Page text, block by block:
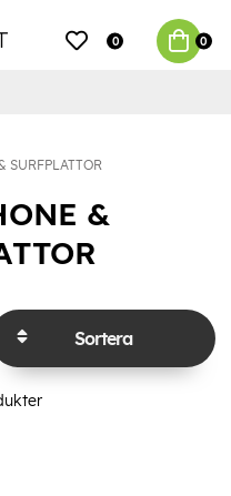
0 0
SURFPLATTOR
&
Sortera